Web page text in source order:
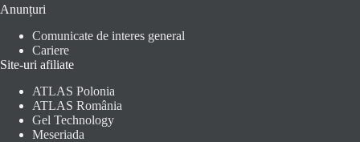
Anunțuri
Comunicate de interes general
Cariere
Site-uri afiliate
ATLAS Polonia
ATLAS România
Gel Technology
Meseriada